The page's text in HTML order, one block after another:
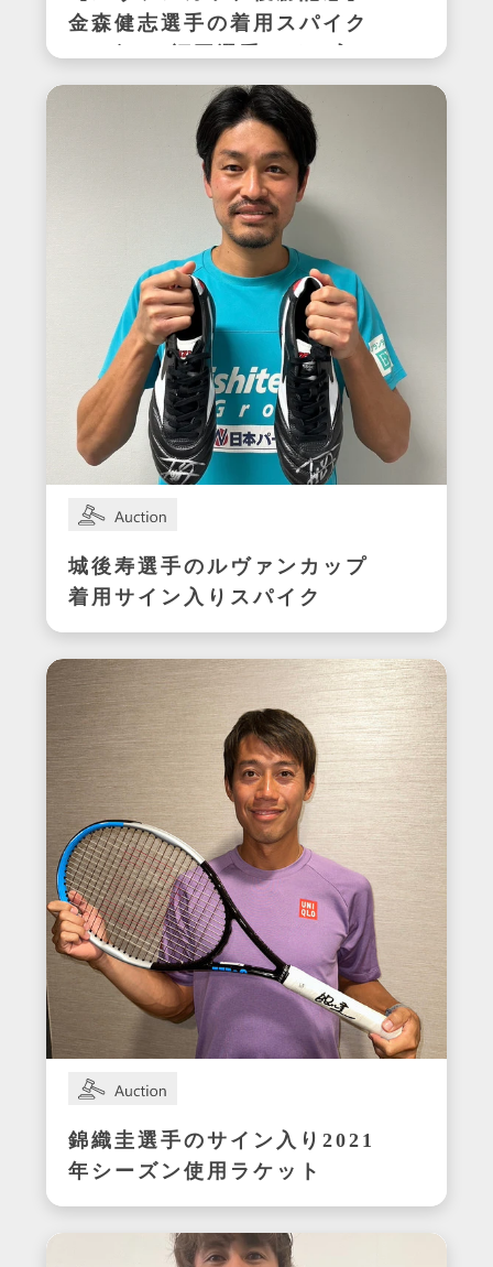
金森健志選手の着用スパイク
(アビスパ福岡選手サイン入
り)
城後寿選手のルヴァンカップ
着用サイン入りスパイク
錦織圭選手のサイン入り2021
年シーズン使用ラケット